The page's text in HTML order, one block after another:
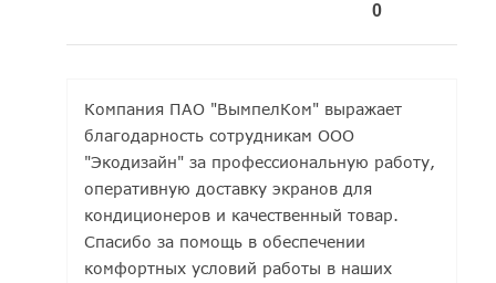
0
Компания ПАО "ВымпелКом" выражает
благодарность сотрудникам ООО
"Экодизайн" за профессиональную работу,
оперативную доставку экранов для
кондиционеров и качественный товар.
Спасибо за помощь в обеспечении
комфортных условий работы в наших